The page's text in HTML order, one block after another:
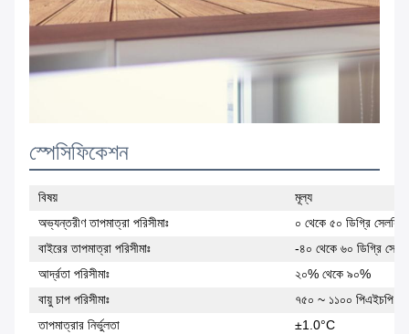
স্পেসিফিকেশন
বিষয়
মূল্য
অভ্যন্তরীণ তাপমাত্রা পরিসীমাঃ
০ থেকে ৫০ ডিগ্রি
বাইরের তাপমাত্রা পরিসীমাঃ
-৪০ থেকে ৬০ ডিগ্রি
আর্দ্রতা পরিসীমাঃ
২০% থেকে ৯০%
বায়ু চাপ পরিসীমাঃ
৭৫০ ~ ১১০০ পিএইচপি
তাপমাত্রার নির্ভুলতা
±1.0°C